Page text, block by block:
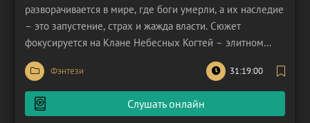
разворачивается в мире, где боги умерли, а их наследие
– это запустение, страх и жажда власти. Сюжет
фокусируется на Клане Небесных Когтей – элитном
подразделении наёмников, возглавляемом загадочным
и безжалостным Каданом Варр. Они получают контракт,
который кажется обычным делом: уничтожить
разбойничий
Фэнтези 31:19:00
Слушать онлайн